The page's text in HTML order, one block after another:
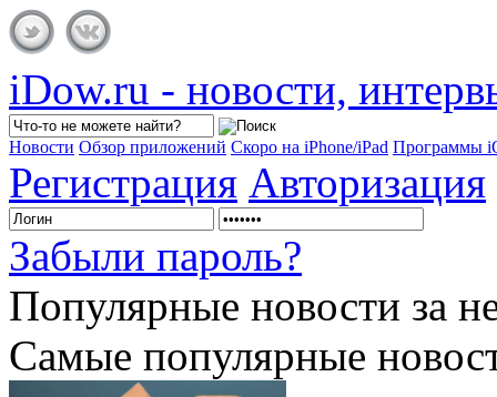
iDow.ru - новости,
Новости Обзор приложений Скоро на iPhone/iPad Программы
Регистрация Авторизация
Забыли пароль?
Популярные новости за
Самые популярные